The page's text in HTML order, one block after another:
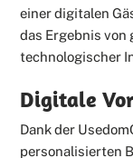
einer digitalen
das Ergebnis
technologischer
Digitale
Dank der
personalisierten